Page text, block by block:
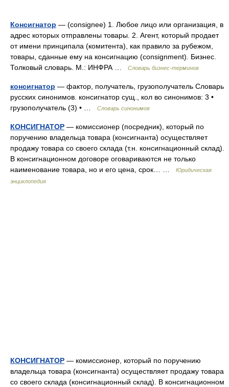
Консигнатор — (consignee) 1. Любое лицо или организация, в
адрес которых отправлены товары. 2. Агент, который продает
от имени принципала (комитента), как правило за рубежом,
товары, сданные ему на консигнацию (consignment). Бизнес.
Толковый словарь. М.: ИНФРА …
Словарь бизнес-терминов
консигнатор — фактор, получатель, грузополучатель Словарь
русских синонимов. консигнатор сущ., кол во синонимов: 3 •
грузополучатель (3) • …
Словарь синонимов
КОНСИГНАТОР — комиссионер (посредник), который по
поручению владельца товара (консигнанта) осуществляет
продажу товара со своего склада (т.н. консигнационный склад).
В консигнационном договоре оговариваются не только
наименование товара, но и его цена, срок… …
Юридическая
энциклопедия
КОНСИГНАТОР — комиссионер, который по поручению
владельца товара (консигнанта) осуществляет продажу товара
со своего склада (консигнационный склад). В консигнационном